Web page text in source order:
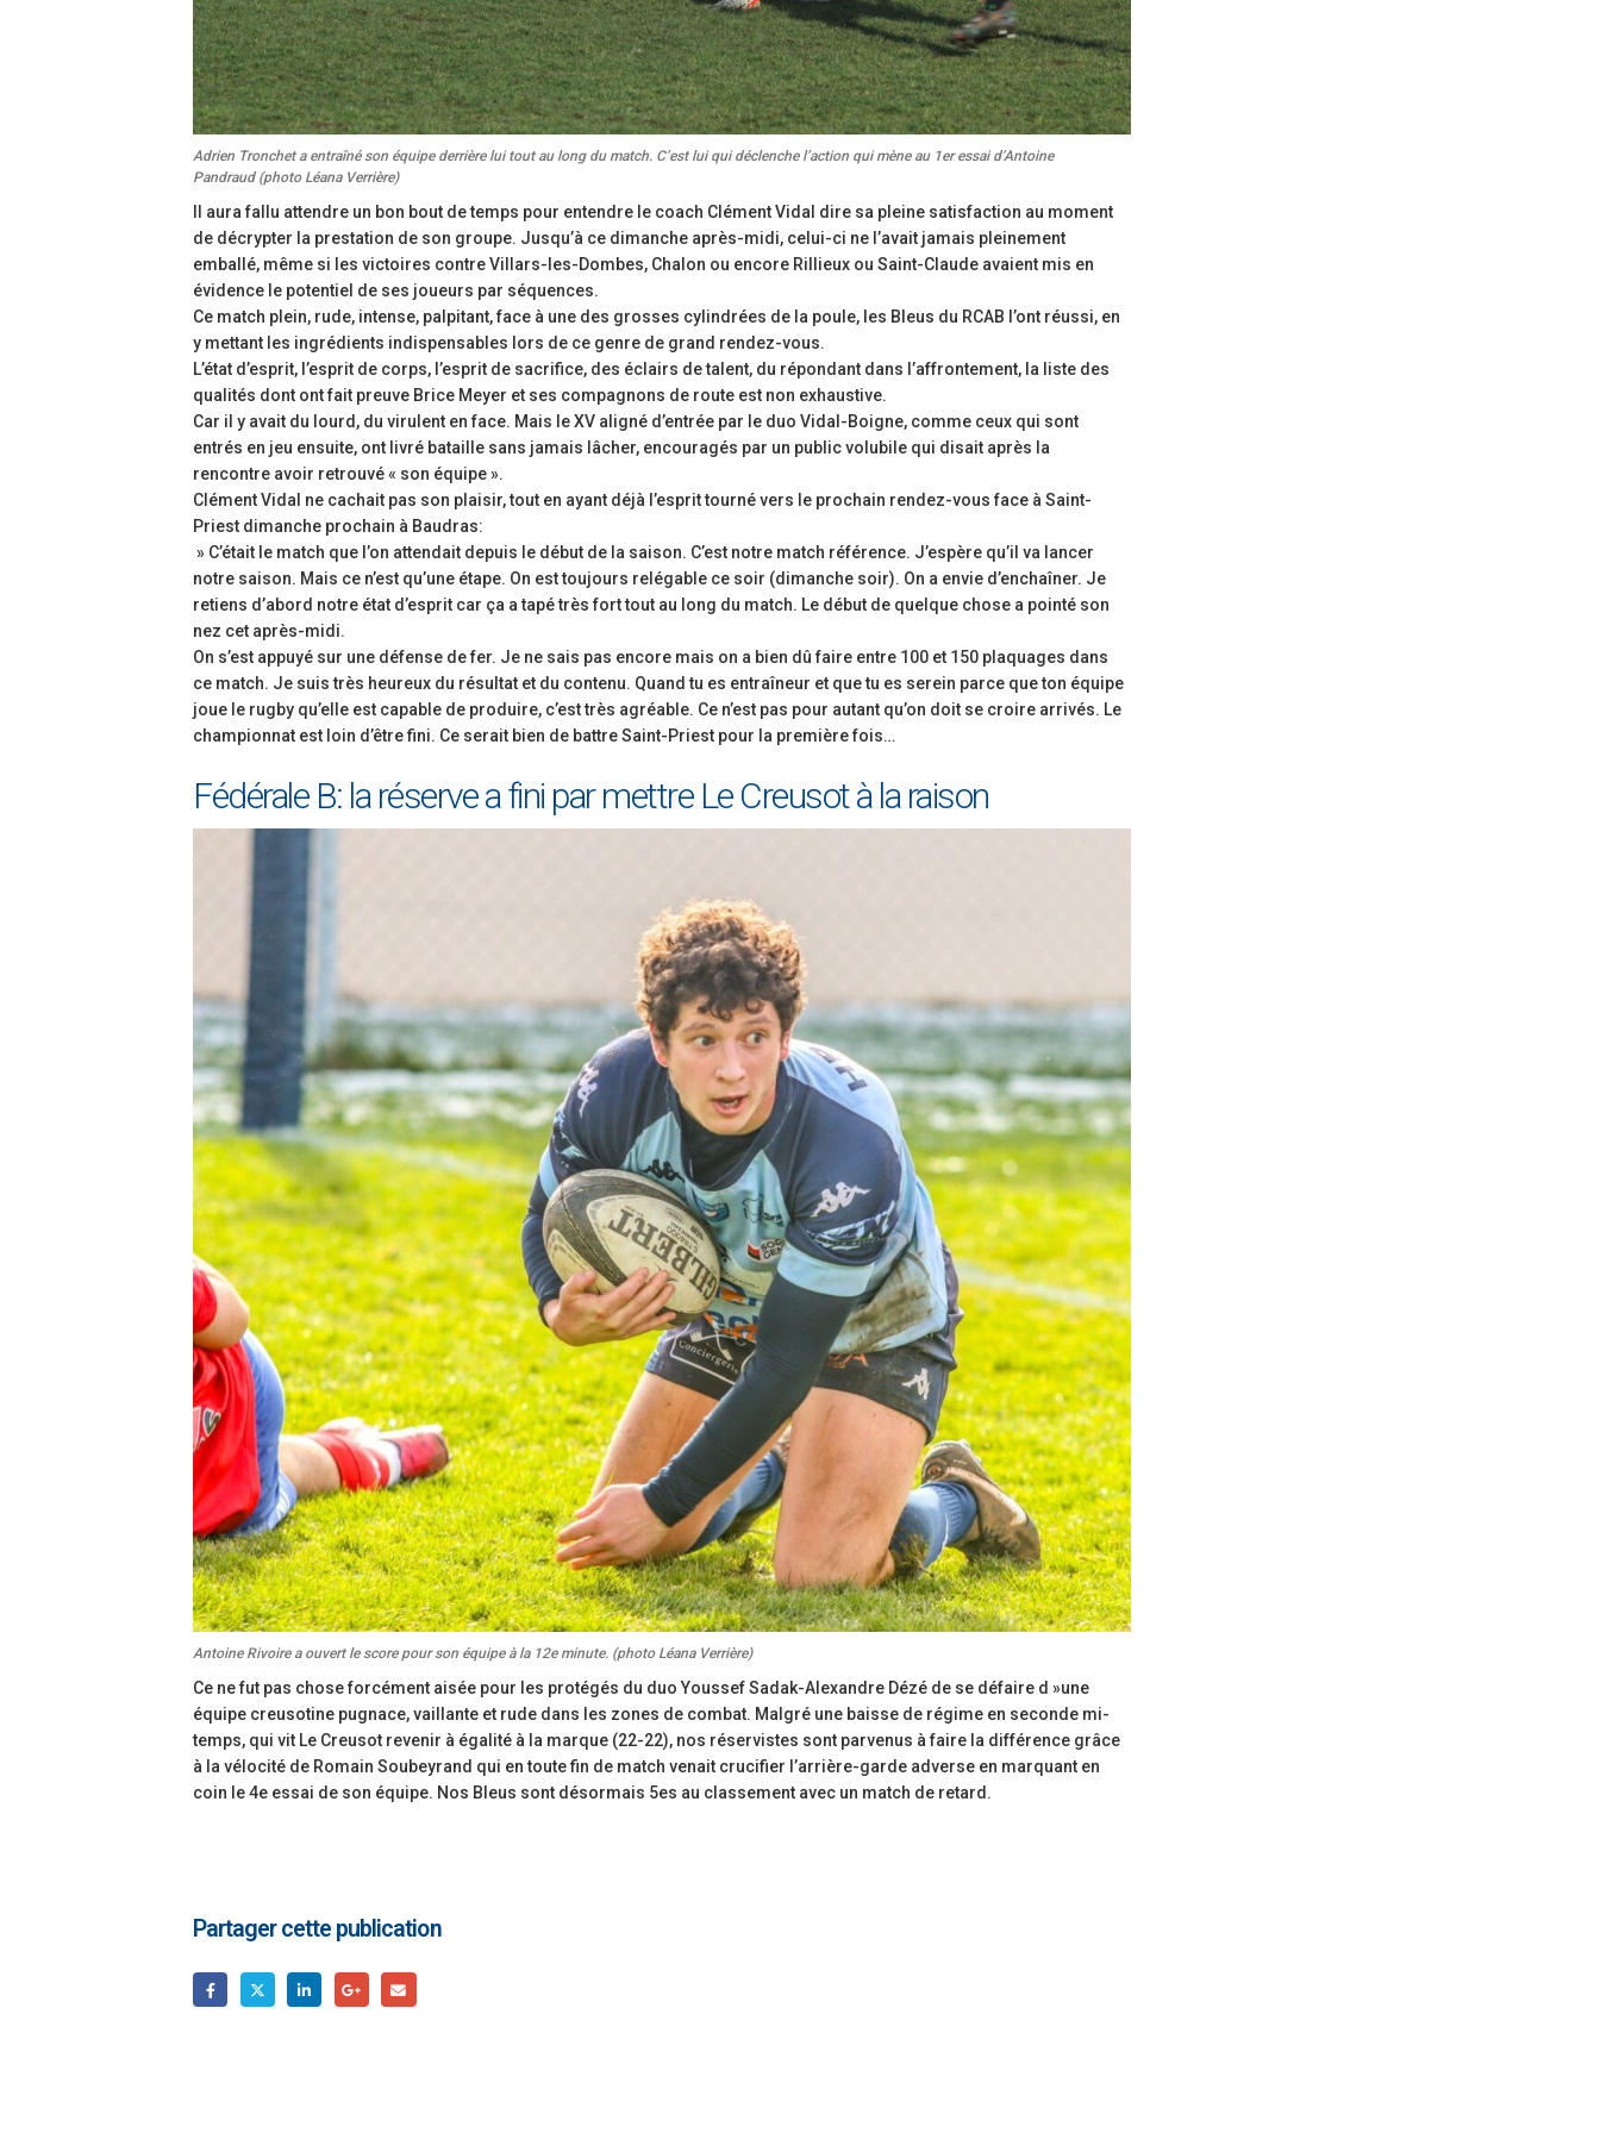
Adrien Tronchet a entraîné son équipe derrière lui tout au long du match. C’est lui qui déclenche l’action qui mène au 1er essai d’Antoine
Pandraud (photo Léana Verrière)
Il aura fallu attendre un bon bout de temps pour entendre le coach Clément Vidal dire sa pleine satisfaction au moment
de décrypter la prestation de son groupe. Jusqu’à ce dimanche après-midi, celui-ci ne l’avait jamais pleinement
emballé, même si les victoires contre Villars-les-Dombes, Chalon ou encore Rillieux ou Saint-Claude avaient mis en
évidence le potentiel de ses joueurs par séquences.
Ce match plein, rude, intense, palpitant, face à une des grosses cylindrées de la poule, les Bleus du RCAB l’ont réussi, en
y mettant les ingrédients indispensables lors de ce genre de grand rendez-vous.
L’état d’esprit, l’esprit de corps, l’esprit de sacrifice, des éclairs de talent, du répondant dans l’affrontement, la liste des
qualités dont ont fait preuve Brice Meyer et ses compagnons de route est non exhaustive.
Car il y avait du lourd, du virulent en face. Mais le XV aligné d’entrée par le duo Vidal-Boigne, comme ceux qui sont
entrés en jeu ensuite, ont livré bataille sans jamais lâcher, encouragés par un public volubile qui disait après la
rencontre avoir retrouvé « son équipe ».
Clément Vidal ne cachait pas son plaisir, tout en ayant déjà l’esprit tourné vers le prochain rendez-vous face à Saint-
Priest dimanche prochain à Baudras:
» C’était le match que l’on attendait depuis le début de la saison. C’est notre match référence. J’espère qu’il va lancer
notre saison. Mais ce n’est qu’une étape. On est toujours relégable ce soir (dimanche soir). On a envie d’enchaîner. Je
retiens d’abord notre état d’esprit car ça a tapé très fort tout au long du match. Le début de quelque chose a pointé son
nez cet après-midi.
On s’est appuyé sur une défense de fer. Je ne sais pas encore mais on a bien dû faire entre 100 et 150 plaquages dans
ce match. Je suis très heureux du résultat et du contenu. Quand tu es entraîneur et que tu es serein parce que ton équipe
joue le rugby qu’elle est capable de produire, c’est très agréable. Ce n’est pas pour autant qu’on doit se croire arrivés. Le
championnat est loin d’être fini. Ce serait bien de battre Saint-Priest pour la première fois…
Fédérale B: la réserve a fini par mettre Le Creusot à la raison
Antoine Rivoire a ouvert le score pour son équipe à la 12e minute. (photo Léana Verrière)
Ce ne fut pas chose forcément aisée pour les protégés du duo Youssef Sadak-Alexandre Dézé de se défaire d »une
équipe creusotine pugnace, vaillante et rude dans les zones de combat. Malgré une baisse de régime en seconde mi-
temps, qui vit Le Creusot revenir à égalité à la marque (22-22), nos réservistes sont parvenus à faire la différence grâce
à la vélocité de Romain Soubeyrand qui en toute fin de match venait crucifier l’arrière-garde adverse en marquant en
coin le 4e essai de son équipe. Nos Bleus sont désormais 5es au classement avec un match de retard.
Partager cette publication